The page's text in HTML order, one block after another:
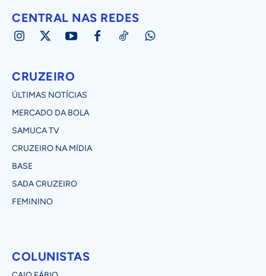
CENTRAL NAS REDES
CRUZEIRO
ÚLTIMAS NOTÍCIAS
MERCADO DA BOLA
SAMUCA TV
CRUZEIRO NA MÍDIA
BASE
SADA CRUZEIRO
FEMININO
COLUNISTAS